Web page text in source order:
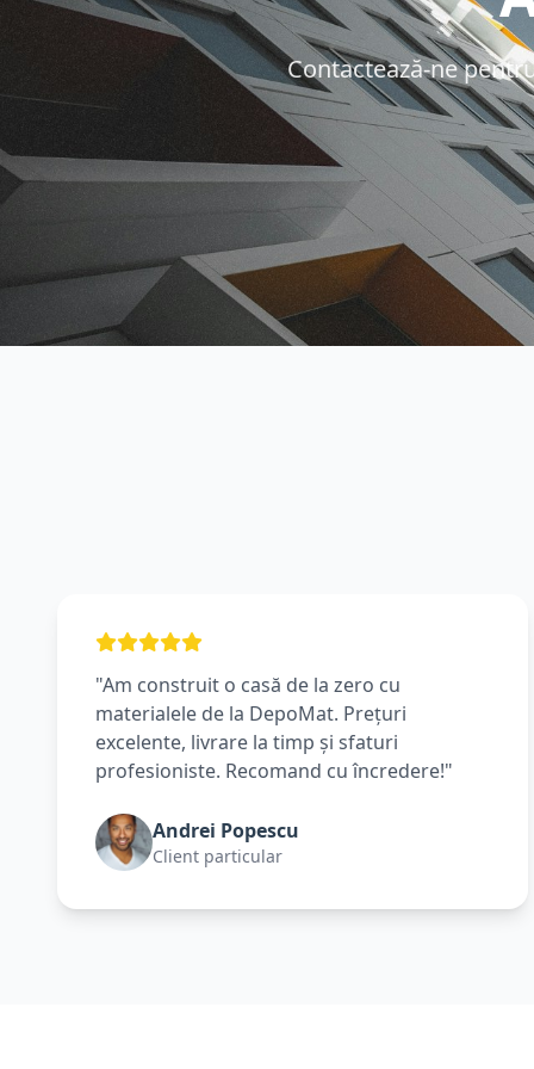
Contactează-ne
"Am construit o casă de la zero cu
materialele de la DepoMat. Prețuri
excelente, livrare la timp și sfaturi
profesioniste. Recomand cu încredere!"
Andrei Popescu
Client particular